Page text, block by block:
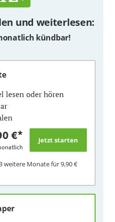
und weiterlesen:
kündbar!
lesen oder hören
€*
weitere Monate für9,90 €